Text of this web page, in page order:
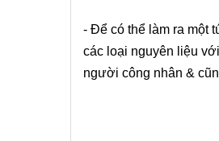
- Để có thể làm ra một
các loại nguyên liệu
người công nhân &